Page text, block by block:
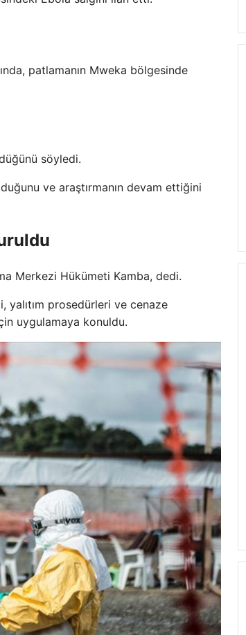
patlamanın Mweka bölgesinde
söyledi.
ve araştırmanın devam ettiğini
Merkezi Hükümeti Kamba, dedi.
yalıtım prosedürleri ve cenaze
uygulamaya konuldu.